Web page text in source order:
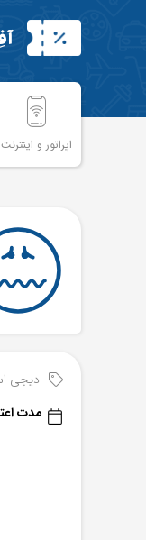
اپراتور و اینترنت
دیجی
مدت